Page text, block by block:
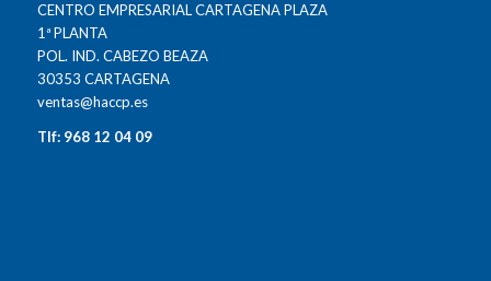
CENTRO EMPRESARIAL CARTAGENA PLAZA
1ª PLANTA
POL. IND. CABEZO BEAZA
30353 CARTAGENA
ventas@haccp.es
Tlf: 968 12 04 09